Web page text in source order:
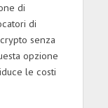
di
di
senza
opzione
le costi